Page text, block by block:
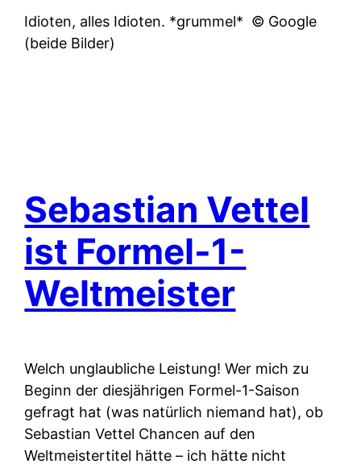
Idioten, alles Idioten. *grummel* © Google
(beide Bilder)
Sebastian Vettel
ist Formel-1-
Weltmeister
Welch unglaubliche Leistung! Wer mich zu
Beginn der diesjährigen Formel-1-Saison
gefragt hat (was natürlich niemand hat), ob
Sebastian Vettel Chancen auf den
Weltmeistertitel hätte – ich hätte nicht